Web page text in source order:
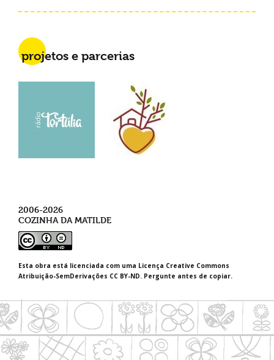
projetos e parcerias
2006-2026
COZINHA DA MATILDE
Esta obra está licenciada com uma Licença Creative Commons
Atribuição-SemDerivações CC BY-ND. Pergunte antes de copiar.